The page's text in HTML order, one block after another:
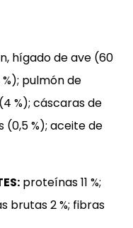
hígado de ave (60
pulmón de
%); cáscaras de
(0,5 %); aceite de
proteínas 11 %;
brutas 2 %; fibras